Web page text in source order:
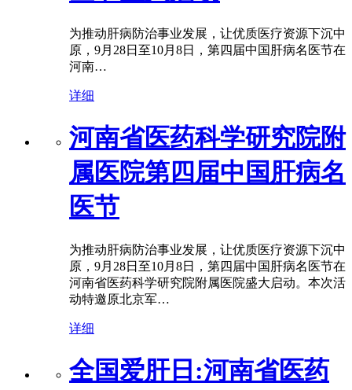
为推动肝病防治事业发展，让优质医疗资源下沉中
原，9月28日至10月8日，第四届中国肝病名医节在
河南…
详细
河南省医药科学研究院附
属医院第四届中国肝病名
医节
为推动肝病防治事业发展，让优质医疗资源下沉中
原，9月28日至10月8日，第四届中国肝病名医节在
河南省医药科学研究院附属医院盛大启动。本次活
动特邀原北京军…
详细
全国爱肝日:河南省医药